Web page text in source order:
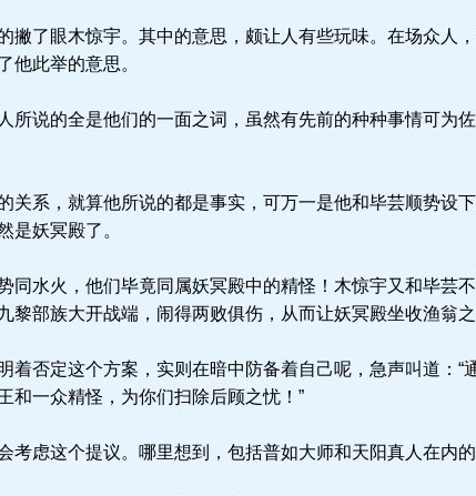
了眼木惊宇。其中的意思，颇让人有些玩味。在场众人
他此举的意思。
说的全是他们的一面之词，虽然有先前的种种事情可为
系，就算他所说的都是事实，可万一是他和毕芸顺势设
是妖冥殿了。
水火，他们毕竟同属妖冥殿中的精怪！木惊宇又和毕芸
黎部族大开战端，闹得两败俱伤，从而让妖冥殿坐收渔翁之
否定这个方案，实则在暗中防备着自己呢，急声叫道：“
和一众精怪，为你们扫除后顾之忧！”
虑这个提议。哪里想到，包括普如大师和天阳真人在内的